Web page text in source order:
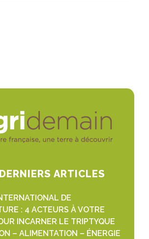
ARTICLES
DE
: 4 ACTEURS À VOTRE
INCARNER LE TRIPTYQUE
– ALIMENTATION – ÉNERGIE